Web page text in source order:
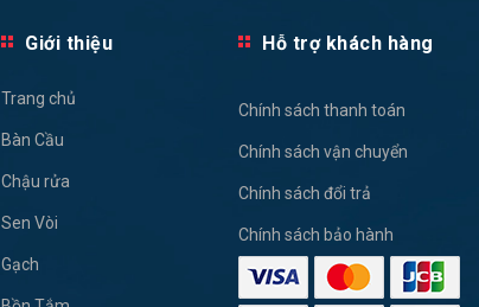
Giới thiệu
Trang chủ
Bàn Cầu
Chậu rửa
Sen Vòi
Gạch
Hỗ trợ khách hàng
Chính sách thanh toán
Chính sách vận chuyển
Chính sách đổi trả
Chính sách bảo hành